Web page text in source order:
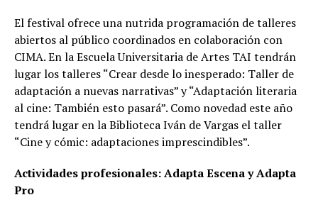
El festival ofrece una nutrida programación de talleres
abiertos al público coordinados en colaboración con
CIMA. En la Escuela Universitaria de Artes TAI tendrán
lugar los talleres “Crear desde lo inesperado: Taller de
adaptación a nuevas narrativas” y “Adaptación literaria
al cine: También esto pasará”. Como novedad este año
tendrá lugar en la Biblioteca Iván de Vargas el taller
“Cine y cómic: adaptaciones imprescindibles”.
Actividades profesionales: Adapta Escena y Adapta
Pro